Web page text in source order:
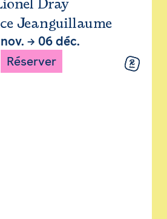
Jeanguillaume
→ 06 déc.
Réserver